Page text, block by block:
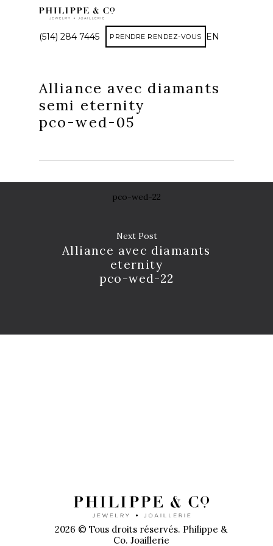
(514) 284 7445 PRENDRE RENDEZ-VOUS EN
Alliance avec diamants
semi eternity
pco-wed-05
Next Post
Alliance avec diamants
eternity
pco-wed-22
pco-wed-22
2026 © Tous droits réservés. Philippe &
Co. Joaillerie